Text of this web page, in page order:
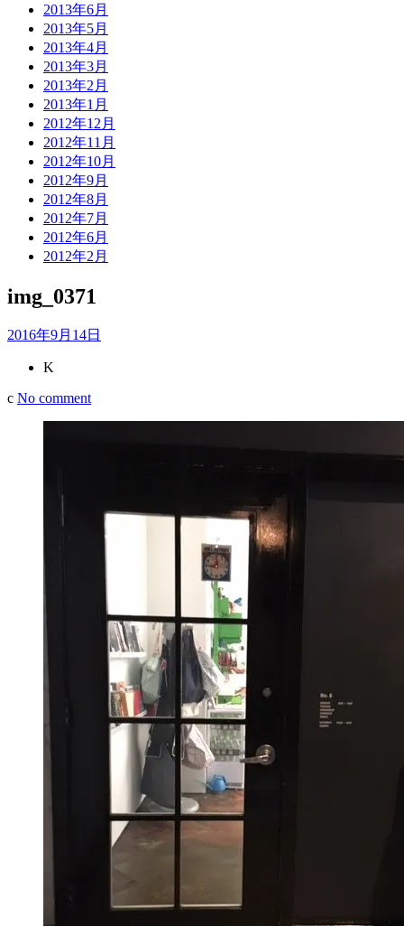
2013年6月
2013年5月
2013年4月
2013年3月
2013年2月
2013年1月
2012年12月
2012年11月
2012年10月
2012年9月
2012年8月
2012年7月
2012年6月
2012年2月
img_0371
2016年9月14日
K
c No comment